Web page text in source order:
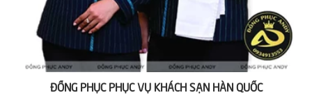
ĐỒNG PHỤC PHỤC VỤ KHÁCH SẠN HÀN QUỐC